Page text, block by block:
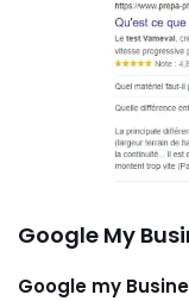
Google My
Google my